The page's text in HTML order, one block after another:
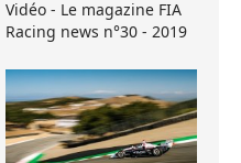
Vidéo - Le magazine FIA
Racing news n°30 - 2019